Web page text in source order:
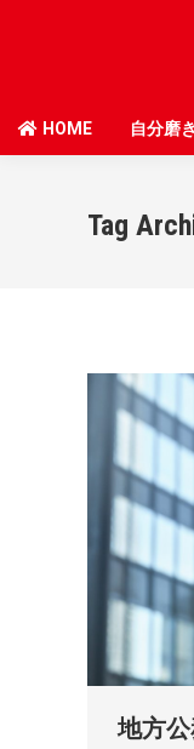
HOME 自分磨
Tag
地方
HOME 自分磨